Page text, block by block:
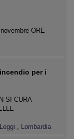
ORE
per i
SI CURA
, Lombardia